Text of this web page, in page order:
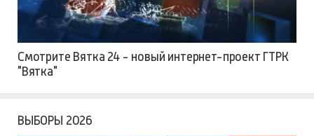
Смотрите Вятка 24 - новый интернет-проект ГТРК
"Вятка"
ВЫБОРЫ 2026